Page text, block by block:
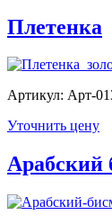
Плетенка
Артикул: Арт-
Уточнить цену
Арабский